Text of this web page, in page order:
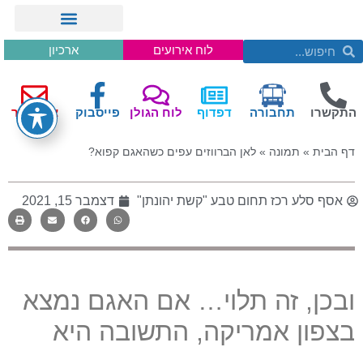
לוח אירועים ארכיון
התקשרו תחבורה דפדוף לוח הגולן פייסבוק צור קשר
דף הבית » תמונה » לאן הברווזים עפים כשהאגם קפוא?
אסף סלע רכז תחום טבע "קשת יהונתן" דצמבר 15, 2021
ובכן, זה תלוי… אם האגם נמצא
בצפון אמריקה, התשובה היא